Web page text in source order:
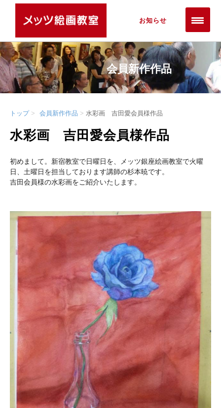
お知らせ
会員新作作品
トップ 会員新作作品 水彩画 吉田愛会員様作品
水彩画 吉田愛会員様作品
初めまして。新宿教室で日曜日を、メッツ銀座絵画教室で火曜
日、土曜日を担当しております講師の杉本暁です。
吉田会員様の水彩画をご紹介いたします。